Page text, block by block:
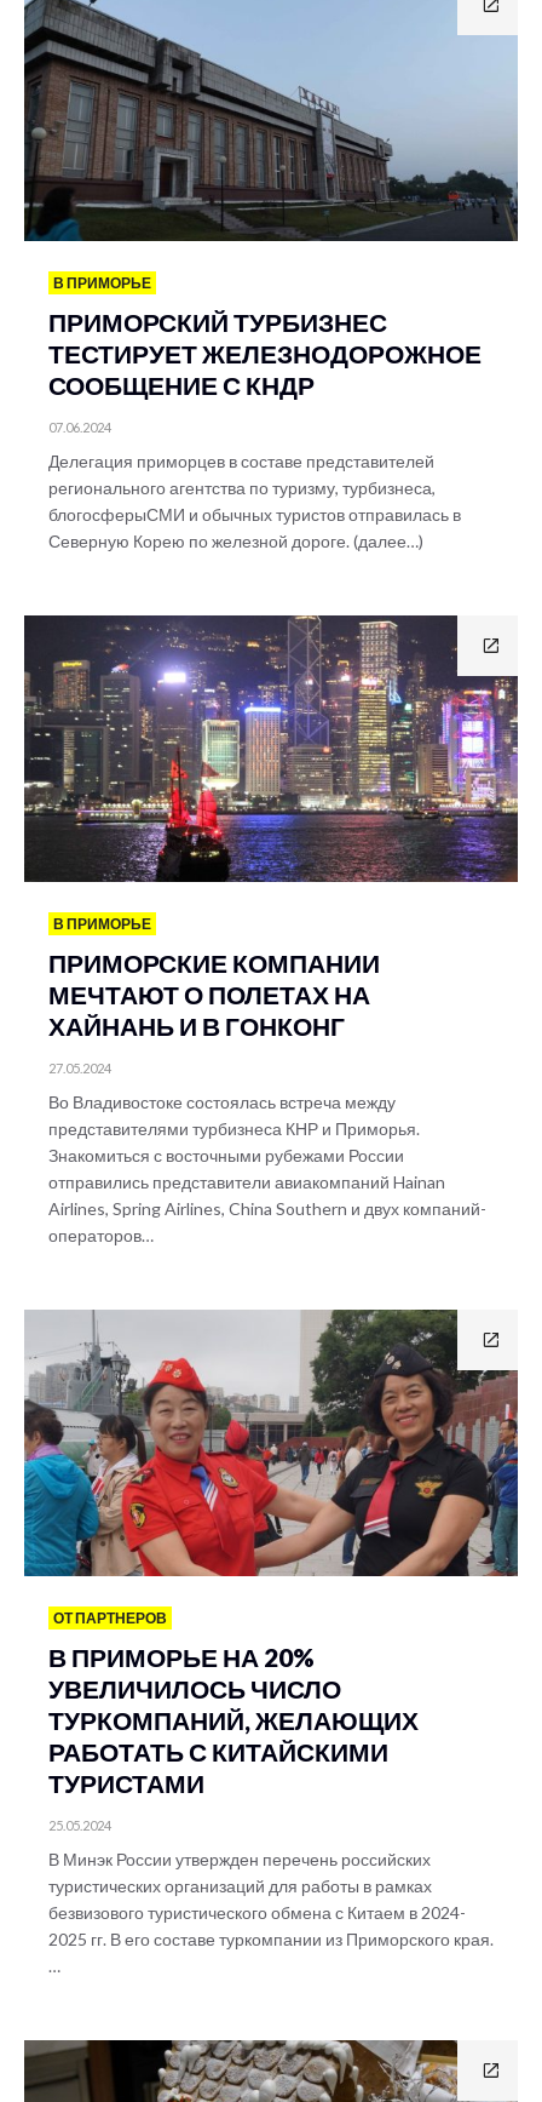
В ПРИМОРЬЕ
ПРИМОРСКИЙ ТУРБИЗНЕС
ТЕСТИРУЕТ ЖЕЛЕЗНОДОРОЖНОЕ
СООБЩЕНИЕ С КНДР
07.06.2024
Делегация приморцев в составе представителей
регионального агентства по туризму, турбизнеса,
блогосферыСМИ и обычных туристов отправилась в
Северную Корею по железной дороге. (далее…)
В ПРИМОРЬЕ
ПРИМОРСКИЕ КОМПАНИИ
МЕЧТАЮТ О ПОЛЕТАХ НА
ХАЙНАНЬ И В ГОНКОНГ
27.05.2024
Во Владивостоке состоялась встреча между
представителями турбизнеса КНР и Приморья.
Знакомиться с восточными рубежами России
отправились представители авиакомпаний Hainan
Airlines, Spring Airlines, China Southern и двух компаний-
операторов…
ОТ ПАРТНЕРОВ
В ПРИМОРЬЕ НА 20%
УВЕЛИЧИЛОСЬ ЧИСЛО
ТУРКОМПАНИЙ, ЖЕЛАЮЩИХ
РАБОТАТЬ С КИТАЙСКИМИ
ТУРИСТАМИ
25.05.2024
В Минэк России утвержден перечень российских
туристических организаций для работы в рамках
безвизового туристического обмена с Китаем в 2024-
2025 гг. В его составе туркомпании из Приморского края.
…